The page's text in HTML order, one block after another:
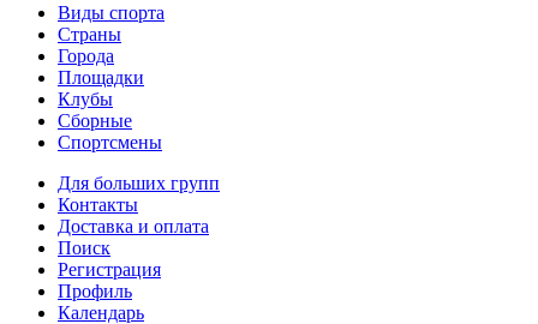
Виды спорта
Страны
Города
Площадки
Клубы
Сборные
Спортсмены
Для больших групп
Контакты
Доставка и оплата
Поиск
Регистрация
Профиль
Календарь